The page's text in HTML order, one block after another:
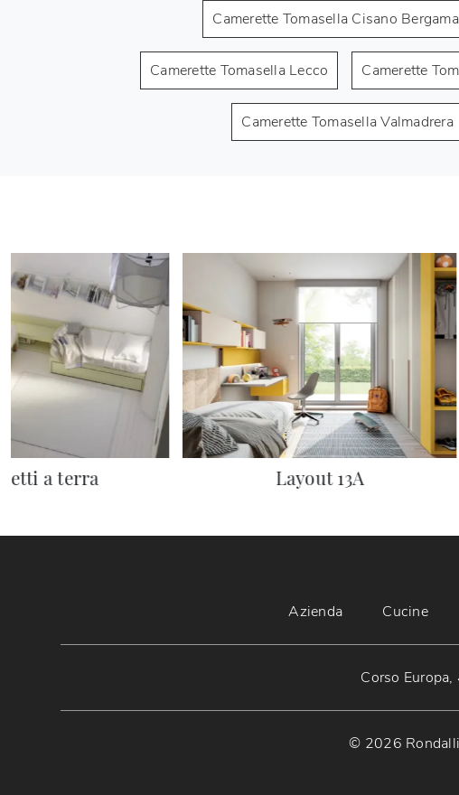
Camerette Tomasella Cisano
Camerette Tomasella Lecco Camerette
Camerette Tomasella Valmadrera
a terra Layout 13A
Azienda Cucine
Corso
© 2026